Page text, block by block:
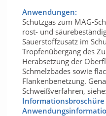
Anwendungen:
Schutzgas zum MAG-
rost- und
Sauerstoffzusatz im
Tropfenübergang des
Herabsetzung der
Schmelzbades sowie
Flankenbenetzung.
Schweißverfahren, siehe: